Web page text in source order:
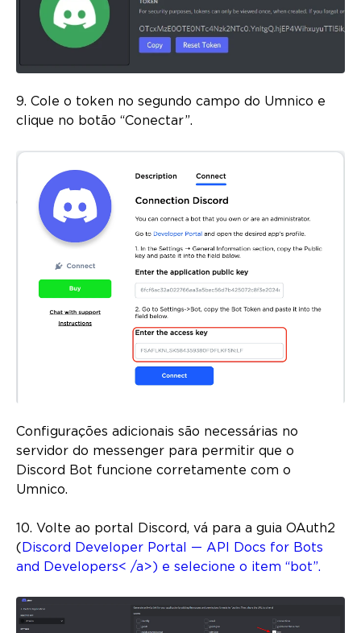
9. Cole o token no segundo campo do Umnico e
clique no botão “Conectar”.
Configurações adicionais são necessárias no
servidor do messenger para permitir que o
Discord Bot funcione corretamente com o
Umnico.
10. Volte ao portal Discord, vá para a guia OAuth2
( Discord Developer Portal — API Docs for Bots
and Developers< /a>) e selecione o item “bot”.